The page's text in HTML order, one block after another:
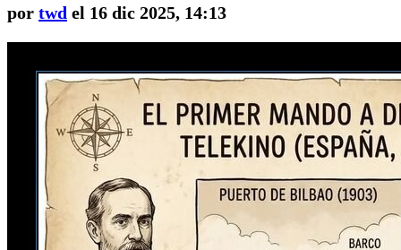
por twd el 16 dic 2025, 14:13